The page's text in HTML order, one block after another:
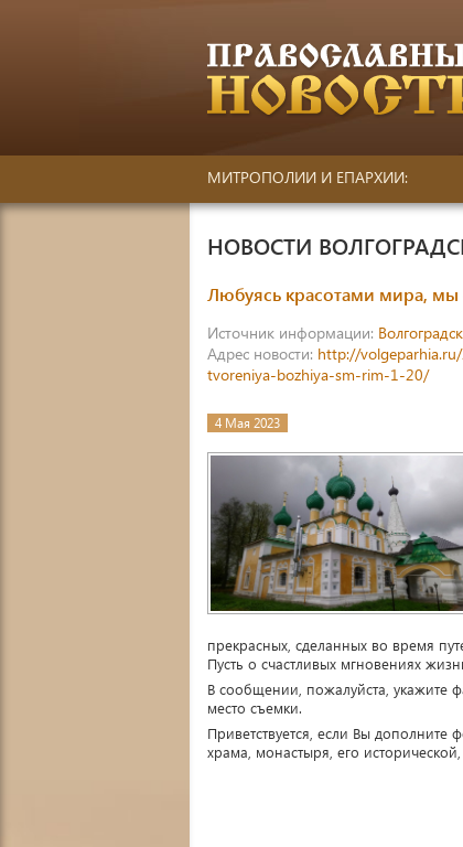
МИТРОПОЛИИ И ЕПАРХИИ:
НОВОСТИ
Любуясь красотами мира,
Источник информации:
Адрес новости: http://
tvoreniya-bozhiya-sm-rim-1-20/
4 Мая 2023
прекрасных, сделанных во время
Пусть о счастливых мгновениях
В сообщении, пожалуйста, укажите
место съемки.
Приветствуется, если Вы
храма, монастыря, его